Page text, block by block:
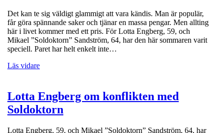
Det kan te sig väldigt glammigt att vara kändis. Man är populär,
får göra spännande saker och tjänar en massa pengar. Men allting
här i livet kommer med ett pris. För Lotta Engberg, 59, och
Mikael ”Soldoktorn” Sandström, 64, har den här sommaren varit
speciell. Paret har helt enkelt inte…
Läs vidare
Lotta Engberg om konflikten med
Soldoktorn
Lotta Engberg, 59, och Mikael ”Soldoktorn” Sandström, 64, har